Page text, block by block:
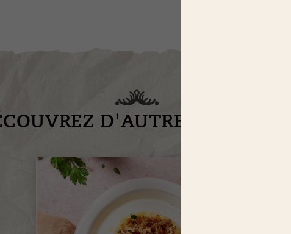
D'AUTRES RECETTES